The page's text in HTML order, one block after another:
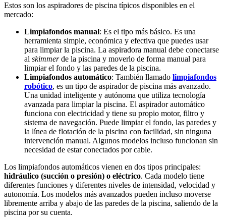
Estos son los aspiradores de piscina típicos disponibles en el
mercado:
Limpiafondos manual: Es el tipo más básico. Es una
herramienta simple, económica y efectiva que puedes usar
para limpiar la piscina. La aspiradora manual debe conectarse
al skimmerde la piscina y moverlo de forma manual para
limpiar el fondo y las paredes de la piscina.
Limpiafondos automático: También llamado limpiafondos
robótico, es un tipo de aspirador de piscina más avanzado.
Una unidad inteligente y autónoma que utiliza tecnología
avanzada para limpiar la piscina. El aspirador automático
funciona con electricidad y tiene su propio motor, filtro y
sistema de navegación. Puede limpiar el fondo, las paredes y
la línea de flotación de la piscina con facilidad, sin ninguna
intervención manual. Algunos modelos incluso funcionan sin
necesidad de estar conectados por cable.
Los limpiafondos automáticos vienen en dos tipos principales:
hidráulico (succión o presión) o eléctrico. Cada modelo tiene
diferentes funciones y diferentes niveles de intensidad, velocidad y
autonomía. Los modelos más avanzados pueden incluso moverse
libremente arriba y abajo de las paredes de la piscina, saliendo de la
piscina por su cuenta.